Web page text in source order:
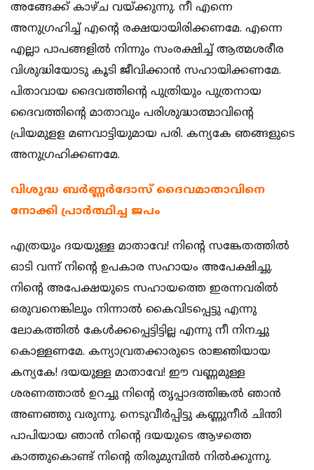
അങ്ങേക്ക് കാഴ്ച വയ്ക്കുന്നു. നീ എന്നെ
അനുഗ്രഹിച്ച് എന്റെ രക്ഷയായിരിക്കണമേ. എന്നെ
എല്ലാ പാപങ്ങളില്‍ നിന്നും സംരക്ഷിച്ച് ആത്മശരീര
വിശുദ്ധിയോടു കൂടി ജീവിക്കാന്‍ സഹായിക്കണമേ.
പിതാവായ ദൈവത്തിന്റെ പുത്രിയും പുത്രനായ
ദൈവത്തിന്റെ മാതാവും പരിശുദ്ധാത്മാവിന്റെ
പ്രിയമുളള മണവാട്ടിയുമായ പരി. കന്യകേ ഞങ്ങളുടെ
അനുഗ്രഹിക്കണമേ.
വിശുദ്ധ ബര്‍ണ്ണര്‍ദോസ് ദൈവമാതാവിനെ
നോക്കി പ്രാര്‍ത്ഥിച്ച ജപം
എത്രയും ദയയുള്ള മാതാവേ! നിന്‍റെ സങ്കേതത്തില്‍
ഓടി വന്ന്‌ നിന്‍റെ ഉപകാര സഹായം അപേക്ഷിച്ചു.
നിന്‍റെ അപേക്ഷയുടെ സഹായത്തെ ഇരന്നവരില്‍
ഒരുവനെങ്കിലും നിന്നാല്‍ കൈവിടപ്പെട്ടു എന്നു
ലോകത്തില്‍ കേള്‍ക്കപ്പെട്ടിട്ടില്ല എന്നു നീ നിനച്ചു
കൊള്ളണമേ. കന്യാവ്രതക്കാരുടെ രാജ്ഞിയായ
കന്യകേ! ദയയുള്ള മാതാവേ! ഈ വണ്ണമുള്ള
ശരണത്താല്‍ ഉറച്ചു നിന്‍റെ തൃപ്പാദത്തിങ്കല്‍ ഞാന്‍
അണഞ്ഞു വരുന്നു. നെടുവീര്‍പ്പിട്ടു കണ്ണുനീര്‍ ചിന്തി
പാപിയായ ഞാന്‍ നിന്‍റെ ദയയുടെ ആഴത്തെ
കാത്തുകൊണ്ട് നിന്‍റെ തിരുമുമ്പില്‍ നില്‍ക്കുന്നു.